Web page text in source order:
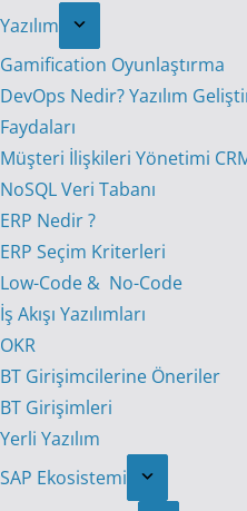
Yazılım
Gamification Oyunlaştırma
DevOps Nedir? Yazılım
Faydaları
Müşteri İlişkileri Yönetimi
NoSQL Veri Tabanı
ERP Nedir ?
ERP Seçim Kriterleri
Low-Code & No-Code
İş Akışı Yazılımları
OKR
BT Girişimcilerine Öneriler
BT Girişimleri
Yerli Yazılım
SAP Ekosistemi